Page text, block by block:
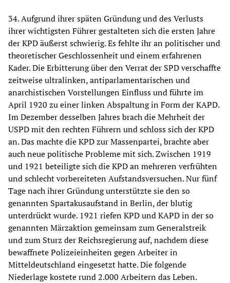
34. Aufgrund ihrer späten Gründung und des Verlusts
ihrer wichtigsten Führer gestalteten sich die ersten Jahre
der KPD äußerst schwierig. Es fehlte ihr an politischer und
theoretischer Geschlossenheit und einem erfahrenen
Kader. Die Erbitterung über den Verrat der SPD verschaffte
zeitweise ultralinken, antiparlamentarischen und
anarchistischen Vorstellungen Einfluss und führte im
April 1920 zu einer linken Abspaltung in Form der KAPD.
Im Dezember desselben Jahres brach die Mehrheit der
USPD mit den rechten Führern und schloss sich der KPD
an. Das machte die KPD zur Massenpartei, brachte aber
auch neue politische Probleme mit sich. Zwischen 1919
und 1921 beteiligte sich die KPD an mehreren verfrühten
und schlecht vorbereiteten Aufstandsversuchen. Nur fünf
Tage nach ihrer Gründung unterstützte sie den so
genannten Spartakusaufstand in Berlin, der blutig
unterdrückt wurde. 1921 riefen KPD und KAPD in der so
genannten Märzaktion gemeinsam zum Generalstreik
und zum Sturz der Reichsregierung auf, nachdem diese
bewaffnete Polizeieinheiten gegen Arbeiter in
Mitteldeutschland eingesetzt hatte. Die folgende
Niederlage kostete rund 2.000 Arbeitern das Leben.